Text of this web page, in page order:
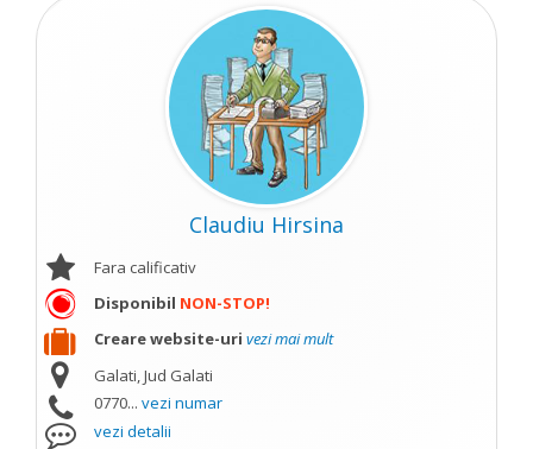
Claudiu Hirsina
Fara calificativ
Disponibil NON-STOP!
Creare website-uri vezi mai mult
Galati, Jud Galati
0770... vezi numar
vezi detalii